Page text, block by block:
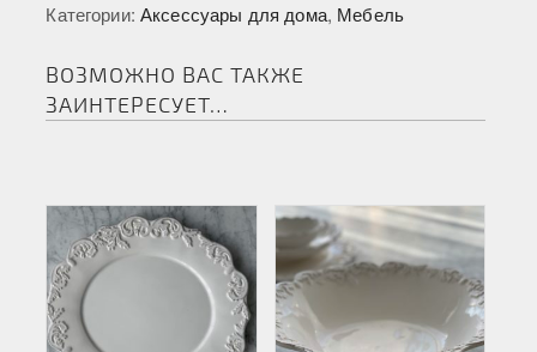
Категории:Аксессуары для дома, Мебель
ВОЗМОЖНО ВАС ТАКЖЕ
ЗАИНТЕРЕСУЕТ…